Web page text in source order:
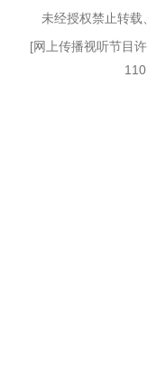
未经授权禁止转载
[网上传播视听节目